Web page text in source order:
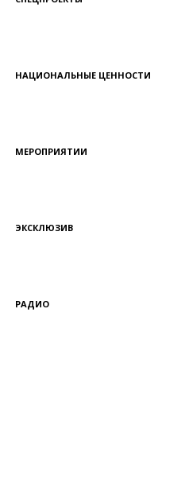
НАЦИОНАЛЬНЫЕ ЦЕННОСТИ
МЕРОПРИЯТИИ
ЭКСКЛЮЗИВ
РАДИО